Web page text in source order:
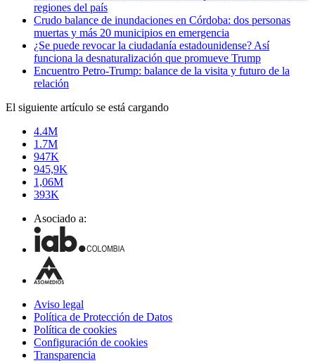
regiones del país
Crudo balance de inundaciones en Córdoba: dos personas
muertas y más 20 municipios en emergencia
¿Se puede revocar la ciudadanía estadounidense? Así
funciona la desnaturalización que promueve Trump
Encuentro Petro-Trump: balance de la visita y futuro de la
relación
El siguiente artículo se está cargando
4.4M
1.7M
947K
945,9K
1,06M
393K
Asociado a:
Aviso legal
Política de Protección de Datos
Política de cookies
Configuración de cookies
Transparencia